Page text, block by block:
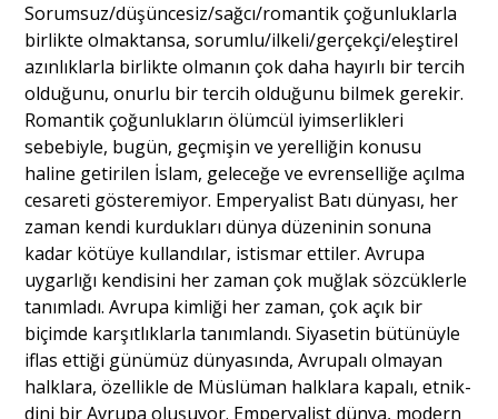
Sorumsuz/düşüncesiz/sağcı/romantik çoğunluklarla
birlikte olmaktansa, sorumlu/ilkeli/gerçekçi/eleştirel
azınlıklarla birlikte olmanın çok daha hayırlı bir tercih
olduğunu, onurlu bir tercih olduğunu bilmek gerekir.
Romantik çoğunlukların ölümcül iyimserlikleri
sebebiyle, bugün, geçmişin ve yerelliğin konusu
haline getirilen İslam, geleceğe ve evrenselliğe açılma
cesareti gösteremiyor. Emperyalist Batı dünyası, her
zaman kendi kurdukları dünya düzeninin sonuna
kadar kötüye kullandılar, istismar ettiler. Avrupa
uygarlığı kendisini her zaman çok muğlak sözcüklerle
tanımladı. Avrupa kimliği her zaman, çok açık bir
biçimde karşıtlıklarla tanımlandı. Siyasetin bütünüyle
iflas ettiği günümüz dünyasında, Avrupalı olmayan
halklara, özellikle de Müslüman halklara kapalı, etnik-
dini bir Avrupa oluşuyor. Emperyalist dünya, modern